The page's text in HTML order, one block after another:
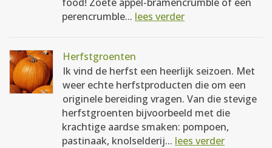
perencrumble... lees verder
Herfstgroenten
Ik vind de herfst een heerlijk seizoen. Met
weer echte herfstproducten die om een
originele bereiding vragen. Van die stevige
herfstgroenten bijvoorbeeld met die
krachtige aardse smaken: pompoen,
pastinaak, knolselderij... lees verder